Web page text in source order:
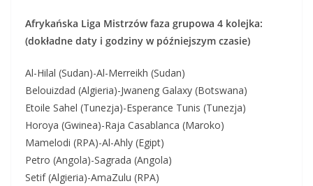
Afrykańska Liga Mistrzów faza grupowa 4 kolejka:
(dokładne daty i godziny w późniejszym czasie)
Al-Hilal (Sudan)-Al-Merreikh (Sudan)
Belouizdad (Algieria)-Jwaneng Galaxy (Botswana)
Etoile Sahel (Tunezja)-Esperance Tunis (Tunezja)
Horoya (Gwinea)-Raja Casablanca (Maroko)
Mamelodi (RPA)-Al-Ahly (Egipt)
Petro (Angola)-Sagrada (Angola)
Setif (Algieria)-AmaZulu (RPA)